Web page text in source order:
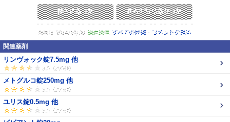
関連薬剤
リンヴォック錠7.5mg 他
メトグルコ錠250mg 他
ユリス錠0.5mg 他